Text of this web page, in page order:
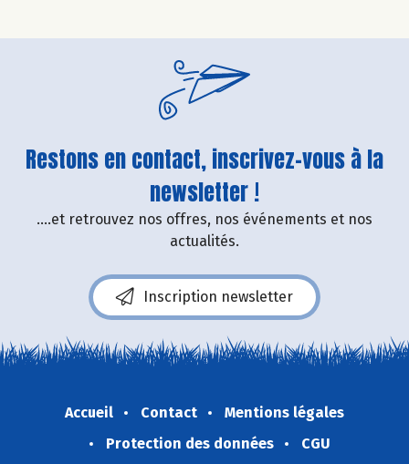
Restons en contact, inscrivez-vous à la
newsletter !
....et retrouvez nos offres, nos événements et nos
actualités.
Inscription newsletter
Accueil Contact
Mentions légales
Protection des données
CGU